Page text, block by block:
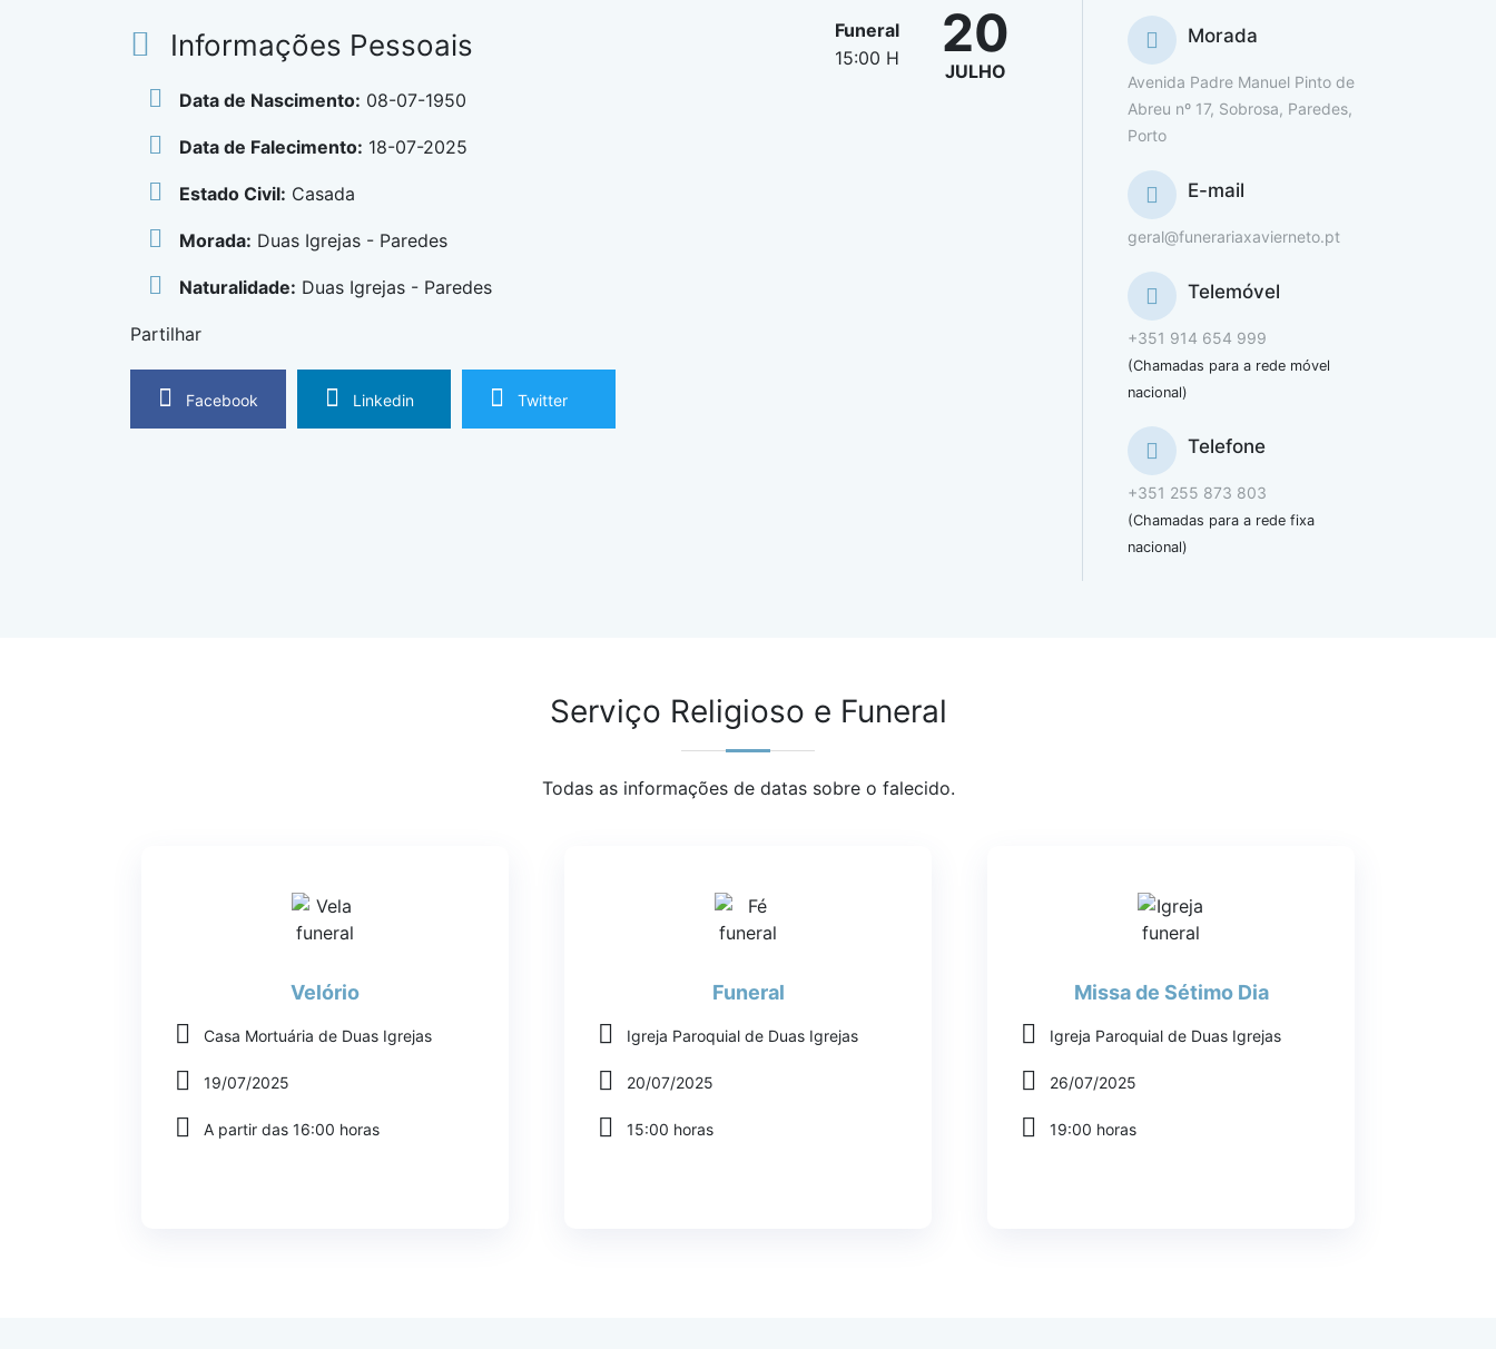
Informações Pessoais
Data de Nascimento: 08-07-1950
Data de Falecimento: 18-07-2025
Estado Civil: Casada
Morada: Duas Igrejas - Paredes
Naturalidade: Duas Igrejas - Paredes
Partilhar
Facebook Linkedin Twitter
Funeral 20
JULHO
15:00 H
Morada
Avenida Padre Manuel Pinto de
Abreu nº 17, Sobrosa, Paredes,
Porto
E-mail
geral@funerariaxavierneto.pt
Telemóvel
+351 914 654 999
(Chamadas para a rede móvel
nacional)
Telefone
+351 255 873 803
(Chamadas para a rede fixa
nacional)
Serviço Religioso e Funeral
Todas as informações de datas sobre o falecido.
Velório
Casa Mortuária de Duas Igrejas
19/07/2025
A partir das 16:00 horas
Funeral
Igreja Paroquial de Duas Igrejas
20/07/2025
15:00 horas
Missa de Sétimo Dia
Igreja Paroquial de Duas Igrejas
26/07/2025
19:00 horas